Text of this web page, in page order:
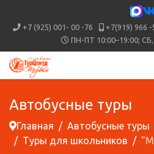
+7 (925) 001- 00 -76 +7(919) 966
ПН-ПТ 10:00–19:00;
Автобусные туры
Главная
Автобусные туры
Туры для школьников